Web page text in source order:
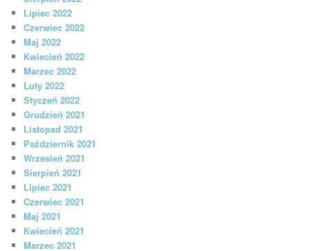
Lipiec 2022
Czerwiec 2022
Maj 2022
Kwiecień 2022
Marzec 2022
Luty 2022
Styczeń 2022
Grudzień 2021
Listopad 2021
Październik 2021
Wrzesień 2021
Sierpień 2021
Lipiec 2021
Czerwiec 2021
Maj 2021
Kwiecień 2021
Marzec 2021